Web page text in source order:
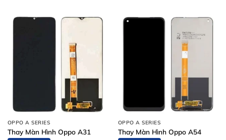
OPPO A SERIES
Thay Màn Hình Oppo A31
OPPO A SERIES
Thay Màn Hình Oppo A54